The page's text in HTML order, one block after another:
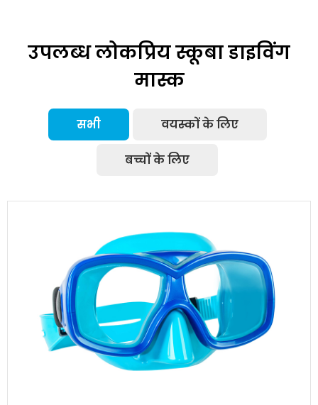
उपलब्ध लोकप्रिय स्कूबा डाइविंग
मास्क
सभी वयस्कों के लिए
बच्चों के लिए